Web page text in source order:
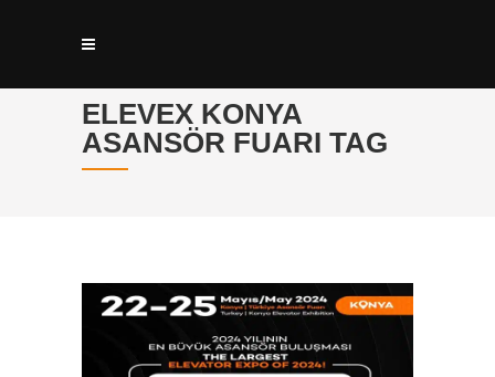
ELEVEX KONYA
ASANSÖR FUARI TAG